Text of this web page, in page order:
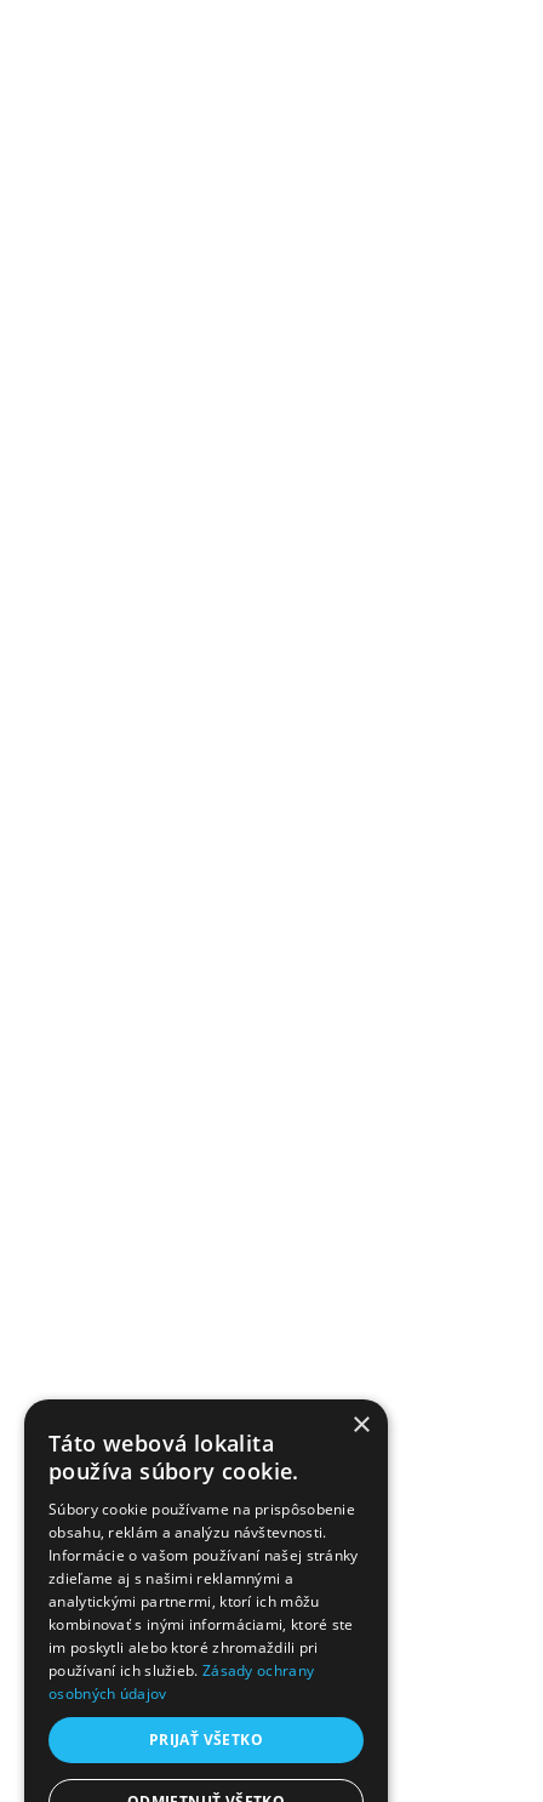
×
Táto webová lokalita
používa súbory cookie.
Súbory cookie používame na prispôsobenie
obsahu, reklám a analýzu návštevnosti.
Informácie o vašom používaní našej stránky
zdieľame aj s našimi reklamnými a
analytickými partnermi, ktorí ich môžu
kombinovať s inými informáciami, ktoré ste
im poskytli alebo ktoré zhromaždili pri
používaní ich služieb. Zásady ochrany
osobných údajov
PRIJAŤ VŠETKO